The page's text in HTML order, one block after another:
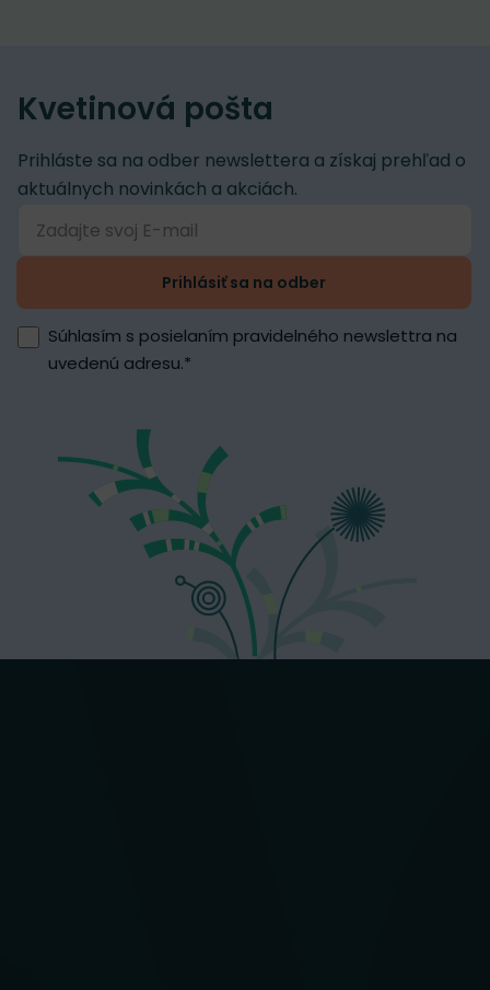
Kvetinová pošta
Prihláste sa na odber newslettera a získaj prehľad o
aktuálnych novinkách a akciách.
Prihlásiť sa na odber
Súhlasím s posielaním pravidelného newslettra na
uvedenú adresu.*